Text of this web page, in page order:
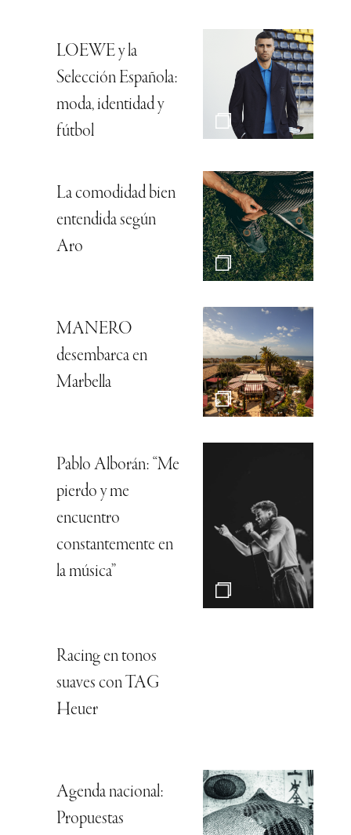
LOEWE y la
Selección Española:
moda, identidad y
fútbol
La comodidad bien
entendida según
Aro
MANERO
desembarca en
Marbella
Pablo Alborán: “Me
pierdo y me
encuentro
constantemente en
la música”
Racing en tonos
suaves con TAG
Heuer
Agenda nacional:
Propuestas